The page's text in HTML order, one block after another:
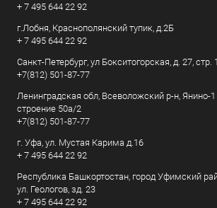
+ 7 495 644 22 92
г.Лобня, Краснополянский тупик, д.2Б
+ 7 495 644 22 92
Санкт-Петербург, ул Бокситогорская, д. 27, стр. 1
+7(812) 501-87-77
Ленинградская обл, Всеволожский р-н, Янино-
строение 50а/2
+7(812) 501-87-77
г. Уфа, ул. Мустая Карима д.16
+ 7 495 644 22 92
Республика Башкортостан, город Уфимский
ул. Геологов, зд. 23
+ 7 495 644 22 92